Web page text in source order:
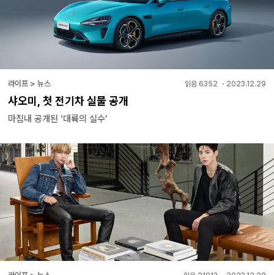
라이프 > 뉴스 읽음 6352 ・ 2023.12.29
샤오미, 첫 전기차 실물 공개
마침내 공개된 ‘대륙의 실수’